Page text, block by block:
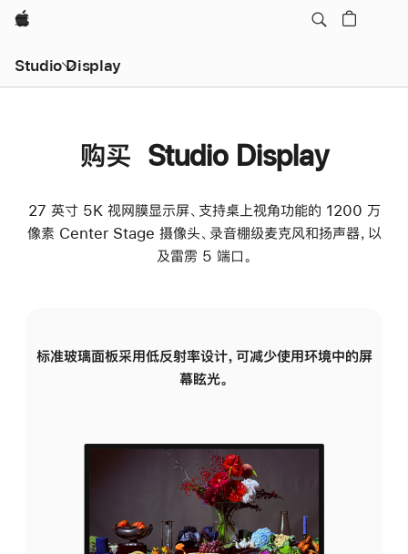
Apple
Studio Display
购买 Studio Display
27 英寸 5K 视网膜显示屏、支持桌上视角功能的 1200 万
像素 Center Stage 摄像头、录音棚级麦克风和扬声器，以
及雷雳 5 端口。
标准玻璃面板采用低反射率设计，可减少使用环境中的屏
幕眩光。